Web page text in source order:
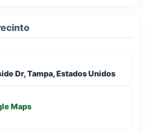
Dr, Tampa, Estados Unidos
Maps